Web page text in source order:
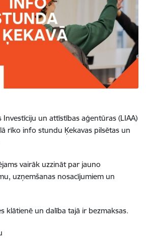
un attīstības aģentūras (LIAA)
rīko info stundu Ķekavas pilsētas un
vairāk uzzināt par jauno
uzņemšanas nosacījumiem un
klātienē un dalība tajā ir bezmaksas.